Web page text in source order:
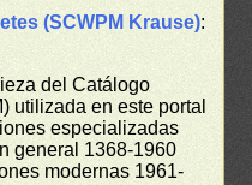
(SCWPM Krause):
del Catálogo
utilizada en este portal
especializadas
general 1368-1960
modernas 1961-